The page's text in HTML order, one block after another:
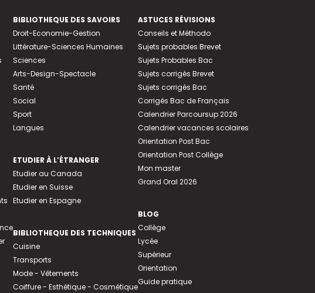
BIBLIOTHEQUE DES SAVOIRS
Droit-Economie-Gestion
Littérature-Sciences Humaines
Sciences
Arts-Design-Spectacle
Santé
Social
Sport
Langues
ETUDIER À L’ÉTRANGER
Etudier au Canada
Etudier en Suisse
Etudier en Espagne
BIBLIOTHEQUE DES TECHNIQUES
Cuisine
Transports
Mode - Vêtements
Coiffure - Esthétique - Cosmétique
ASTUCES RÉVISIONS
Conseils et Méthodo
Sujets probables Brevet
Sujets Probables Bac
Sujets corrigés Brevet
Sujets corrigés Bac
Corrigés Bac de Français
Calendrier Parcoursup 2026
Calendrier vacances scolaires
Orientation Post Bac
Orientation Post Collège
Mon master
Grand Oral 2026
BLOG
Collège
Lycée
Supérieur
Orientation
Guide pratique